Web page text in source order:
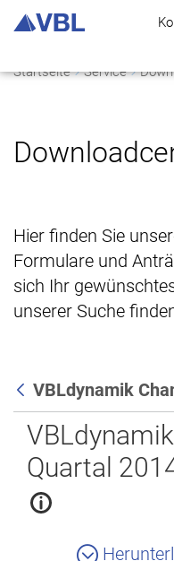
Startseite Service
Hier finden Sie
Formulare und
sich Ihr
unserer Suche
Zurück
VBLdynamik
Quartal